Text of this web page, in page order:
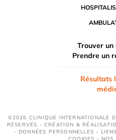
Trouver un
Prendre un
Résultats
©2026 CLINIQUE INTERNATIONALE
RÉSERVÉS - CRÉATION &
- DONNÉES PERSONNELLES - LIENS
COOKIES - NOS